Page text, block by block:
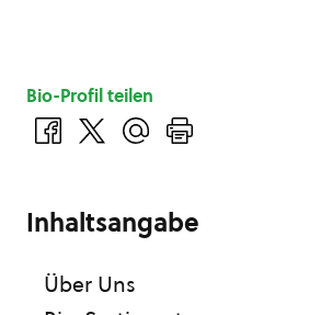
Bio-Profil teilen
Inhaltsangabe
Über Uns